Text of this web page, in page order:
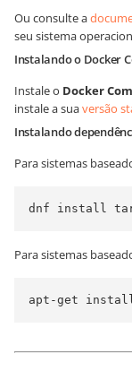
Ou consulte a
seu sistema
Instalando o Docker
Instale o Docker
instale a suaversão
Instalando
Para sistemas
dnf install
Para sistemas
apt-get